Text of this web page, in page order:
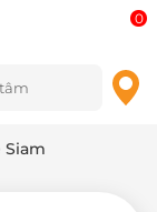
0
Siam